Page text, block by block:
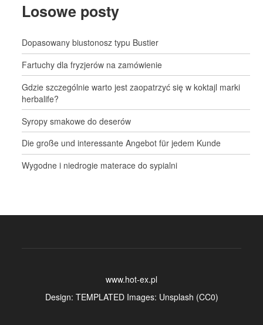
Losowe posty
Dopasowany biustonosz typu Bustier
Fartuchy dla fryzjerów na zamówienie
Gdzie szczególnie warto jest zaopatrzyć się w koktajl marki
herbalife?
Syropy smakowe do deserów
Die große und interessante Angebot für jedem Kunde
Wygodne i niedrogie materace do sypialni
www.hot-ex.pl
Design: TEMPLATEDImages: Unsplash (CC0)